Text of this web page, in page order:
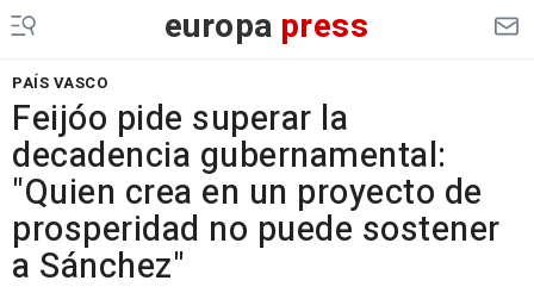
europa press
PAÍS VASCO
Feijóo pide superar la
decadencia gubernamental:
"Quien crea en un proyecto de
prosperidad no puede sostener
a Sánchez"